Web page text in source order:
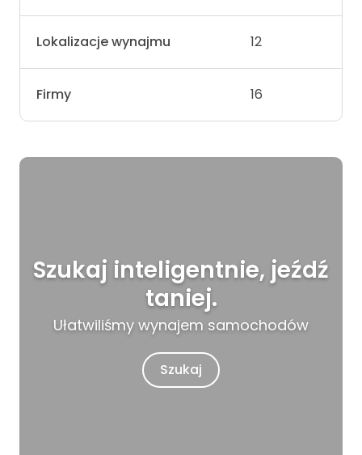
Lokalizacje wynajmu 12
Firmy 16
Szukaj inteligentnie, jeźdź
taniej.
Ułatwiliśmy wynajem samochodów
Szukaj